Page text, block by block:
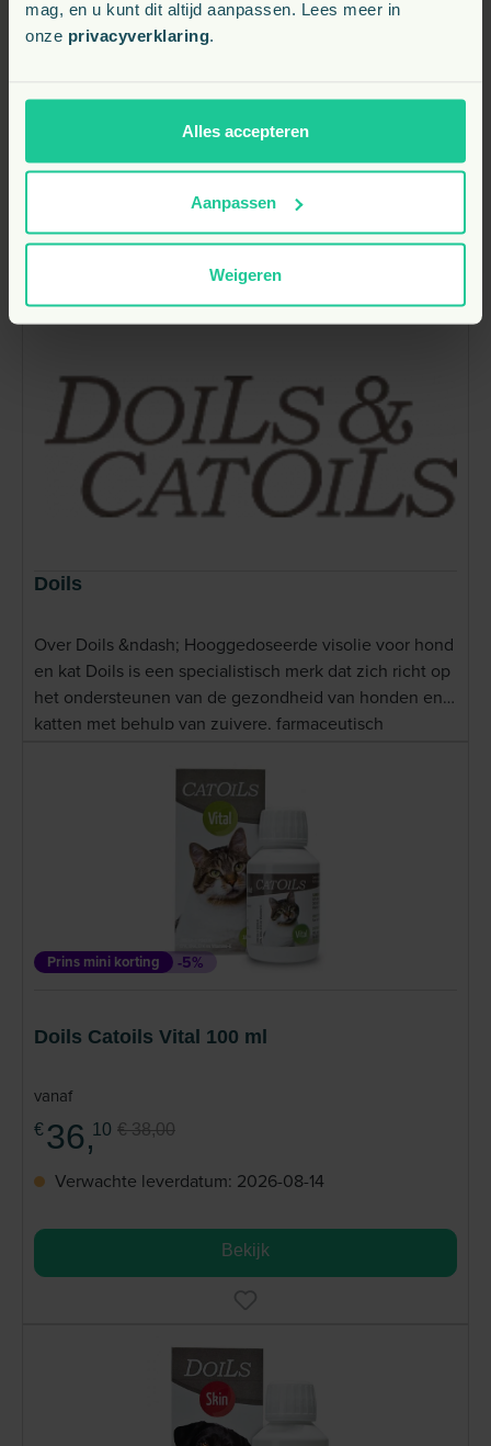
mag, en u kunt dit altijd aanpassen. Lees meer in
onze privacyverklaring
Alles accepteren
Aanpassen
Weigeren
Meer producten van Doils:
Doils
Over Doils &ndash; Hooggedoseerde visolie voor hond
en kat Doils is een specialistisch merk dat zich richt op
het ondersteunen van de gezondheid van honden en
katten met behulp van zuivere, farmaceutisch
hoogwaardige omega-3-vetzuren (EPA en DHA) en
worden specifiek ingezet ter ondersteuning van
gewrichten, huid, vitaliteit en algeheel welzijn. Bij
Dierapotheker.nl vindt u diverse varianten van Doils,
afgestemd op de individuele behoeften van uw hond
of kat. De olie is zeer geconcentreerd, smakelijk en
eenvoudig toe te dienen via het voer. Lees meer
Prins mini korting -5%
Doils Catoils Vital 100 ml
vanaf
€ 36,10 € 38,00
Verwachte leverdatum: 2026-08-14
Bekijk